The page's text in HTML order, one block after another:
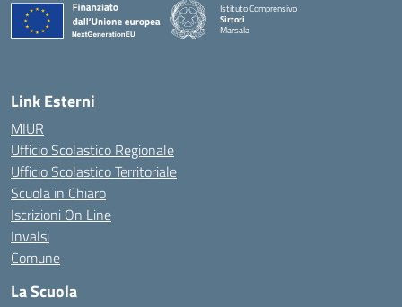
Istituto Comprensivo
Sirtori
Marsala
Link Esterni
MIUR
Ufficio Scolastico Regionale
Ufficio Scolastico Territoriale
Scuola in Chiaro
Iscrizioni On Line
Invalsi
Comune
La Scuola